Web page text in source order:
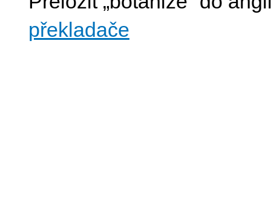
překladače